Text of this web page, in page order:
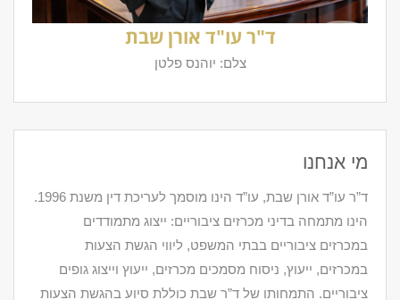
ד"ר עו"ד אורן שבת
צלם: יוהנס פלטן
מי אנחנו
ד”ר עו”ד אורן שבת, עו”ד הינו מוסמך לעריכת דין משנת 1996.
הינו מתמחה בדיני מכרזים ציבוריים: ייצוג מתמודדים
במכרזים ציבוריים בבתי המשפט, ליווי הגשת הצעות
במכרזים, ייעוץ, ניסוח מסמכים מכרזים, ייעוץ וייצוג גופים
ציבוריים. התמחותו של ד”ר שבת כוללת סיוע בהגשת הצעות